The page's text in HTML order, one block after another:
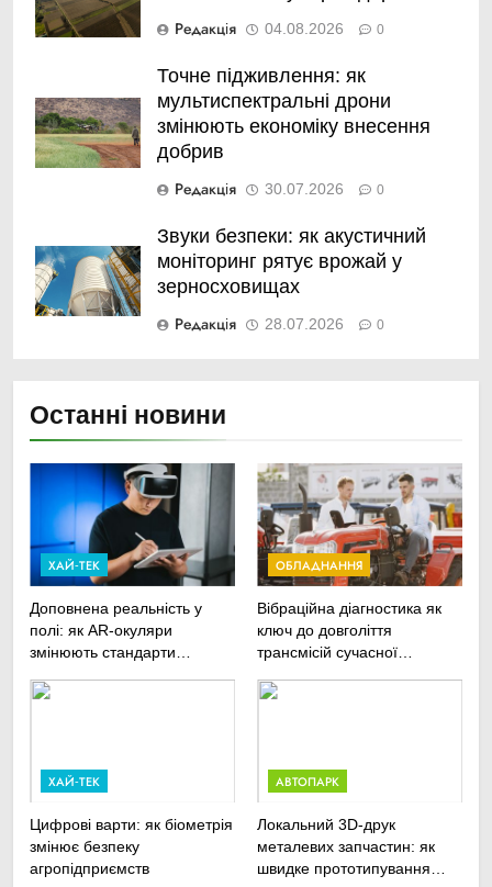
Редакція 04.08.2026 0
Точне підживлення: як
мультиспектральні дрони
змінюють економіку внесення
добрив
Редакція 30.07.2026 0
Звуки безпеки: як акустичний
моніторинг рятує врожай у
зерносховищах
Редакція 28.07.2026 0
Останні новини
ХАЙ-ТЕК
Доповнена реальність у
полі: як AR-окуляри
змінюють стандарти
сільськогосподарської
ОБЛАДНАННЯ
Вібраційна діагностика як
ключ до довголіття
трансмісій сучасної
ХАЙ-ТЕК
Цифрові варти: як біометрія
змінює безпеку
агропідприємств
АВТОПАРК
Локальний 3D-друк
металевих запчастин: як
швидке прототипування